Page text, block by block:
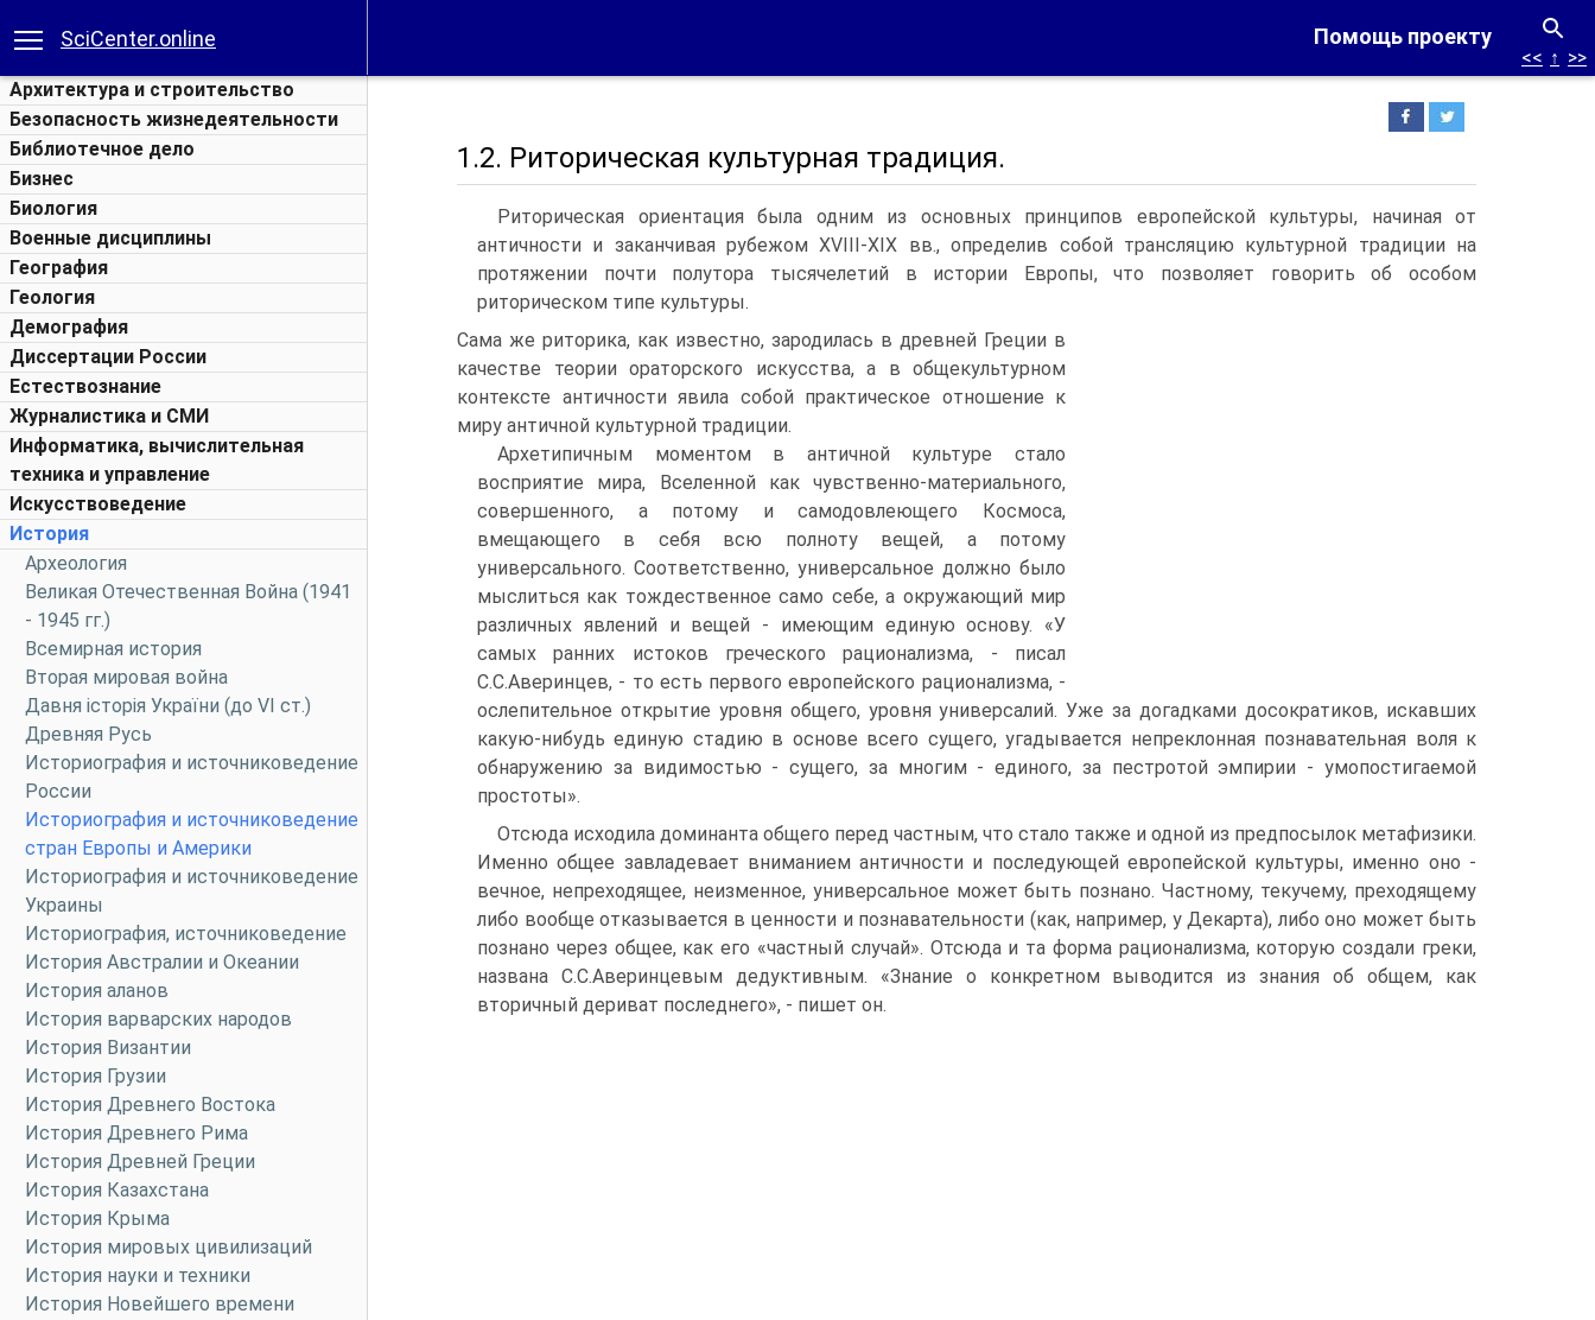
Помощь проекту
SciCenter.online
Архитектура и строительство
Безопасность жизнедеятельности
Библиотечное дело
Бизнес
Биология
Военные дисциплины
География
Геология
Демография
Диссертации России
Естествознание
Журналистика и СМИ
Информатика, вычислительная
техника и управление
Искусствоведение
История
Археология
Великая Отечественная Война (1941
- 1945 гг.)
Всемирная история
Вторая мировая война
Давня історія України (до VI ст.)
Древняя Русь
Историография и источниковедение
России
Историография и источниковедение
стран Европы и Америки
Историография и источниковедение
Украины
Историография, источниковедение
История Австралии и Океании
История аланов
История варварских народов
История Византии
История Грузии
История Древнего Востока
История Древнего Рима
История Древней Греции
История Казахстана
История Крыма
История мировых цивилизаций
История науки и техники
История Новейшего времени
<< ↑ >>
1.2. Риторическая культурная традиция.
Риторическая ориентация была одним из основных принципов европейской культуры, начиная от
античности и заканчивая рубежом XVIII-XIX вв., определив собой трансляцию культурной традиции на
протяжении почти полутора тысячелетий в истории Европы, что позволяет говорить об особом
риторическом типе культуры.
Сама же риторика, как известно, зародилась в древней Греции в
качестве теории ораторского искусства, а в общекультурном
контексте античности явила собой практическое отношение к
миру античной культурной традиции.
Архетипичным моментом в античной культуре стало
восприятие мира, Вселенной как чувственно-материального,
совершенного, а потому и самодовлеющего Космоса,
вмещающего в себя всю полноту вещей, а потому
универсального. Соответственно, универсальное должно было
мыслиться как тождественное само себе, а окружающий мир
различных явлений и вещей - имеющим единую основу. «У
самых ранних истоков греческого рационализма, - писал
С.С.Аверинцев, - то есть первого европейского рационализма, -
ослепительное открытие уровня общего, уровня универсалий. Уже за догадками досократиков, искавших
какую-нибудь единую стадию в основе всего сущего, угадывается непреклонная познавательная воля к
обнаружению за видимостью - сущего, за многим - единого, за пестротой эмпирии - умопостигаемой
простоты».
Отсюда исходила доминанта общего перед частным, что стало также и одной из предпосылок метафизики.
Именно общее завладевает вниманием античности и последующей европейской культуры, именно оно -
вечное, непреходящее, неизменное, универсальное может быть познано. Частному, текучему, преходящему
либо вообще отказывается в ценности и познавательности (как, например, у Декарта), либо оно может быть
познано через общее, как его «частный случай». Отсюда и та форма рационализма, которую создали греки,
названа С.С.Аверинцевым дедуктивным. «Знание о конкретном выводится из знания об общем, как
вторичный дериват последнего», - пишет он.